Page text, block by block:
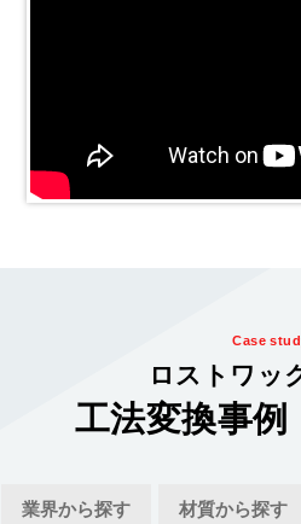
Case
ロストワッ
工法変換事例
業界から探す 材質から探す